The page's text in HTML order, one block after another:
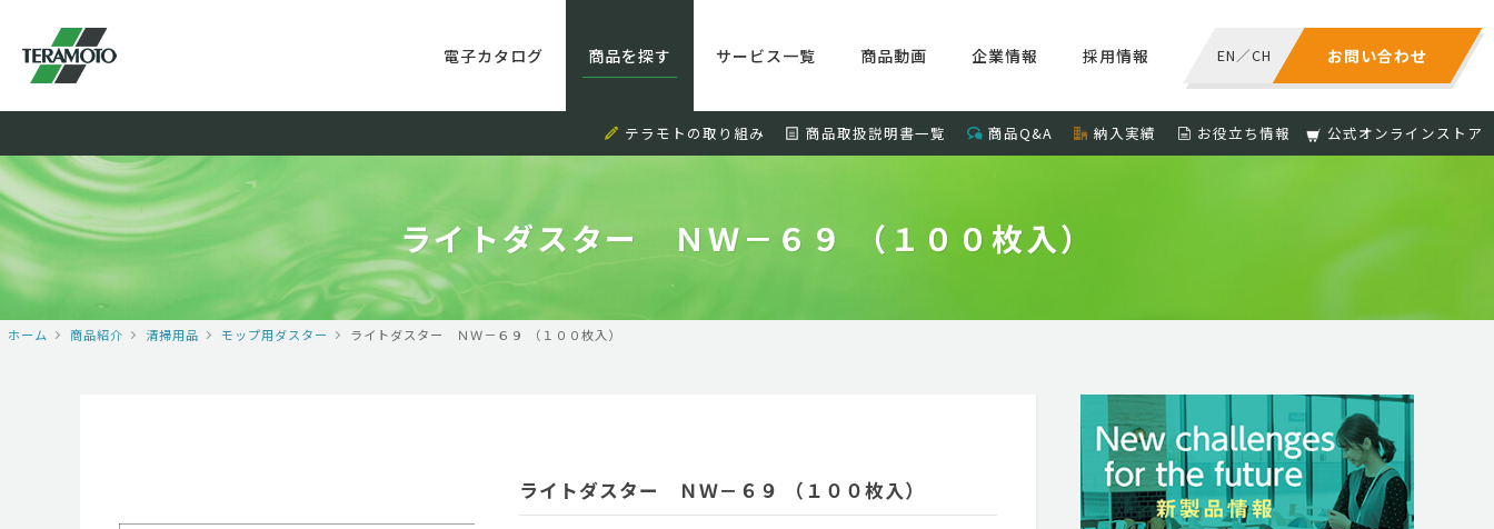
お問い合わせ
EN／CH
電子カタログ 商品を探す サービス一覧 商品動画 企業情報 採用情報
テラモトの取り組み 商品取扱説明書一覧 商品Q&A 納入実績 お役立ち情報 公式オンラインストア
ライトダスター ＮＷ－６９ （１００枚入）
ホーム 商品紹介 清掃用品 モップ用ダスター ライトダスター ＮＷ－６９ （１００枚入）
ライトダスター ＮＷ－６９ （１００枚入）